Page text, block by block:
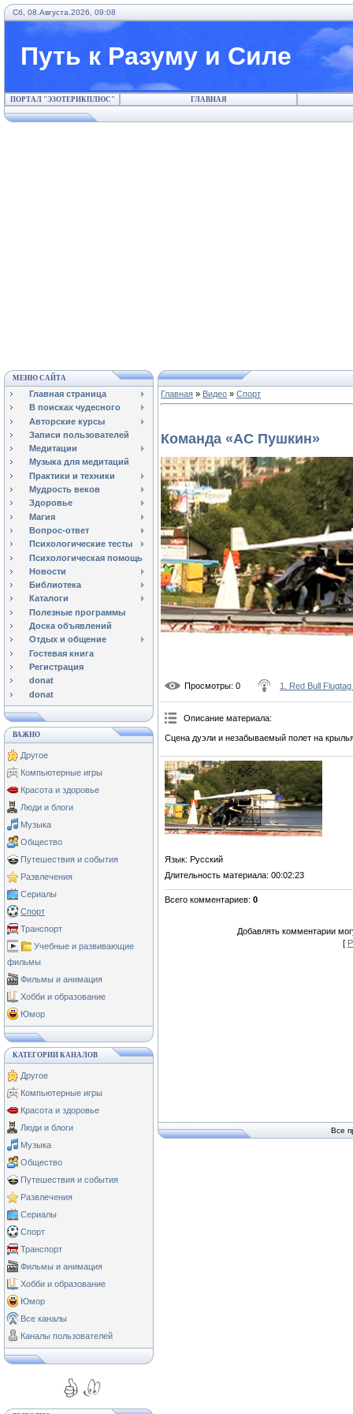
Сб, 08.Августа.2026, 09:08
Путь к Разуму и Силе
ПОРТАЛ "ЭЗОТЕРИКПЛЮС" ГЛАВНАЯ
МЕНЮ САЙТА
Главная страница
В поисках чудесного
Авторские курсы
Записи пользователей
Медитации
Музыка для медитаций
Практики и техники
Мудрость веков
Здоровье
Магия
Вопрос-ответ
Психологические тесты
Психологическая помощь
Новости
Библиотека
Каталоги
Полезные программы
Доска объявлений
Отдых и общение
Гостевая книга
Регистрация
donat
donat
ВАЖНО
Другое
Компьютерные игры
Красота и здоровье
Люди и блоги
Музыка
Общество
Путешествия и события
Развлечения
Сериалы
Спорт
Транспорт
Учебные и развивающие
фильмы
Фильмы и анимация
Хобби и образование
Юмор
КАТЕГОРИИ КАНАЛОВ
Другое
Компьютерные игры
Красота и здоровье
Люди и блоги
Музыка
Общество
Путешествия и события
Развлечения
Сериалы
Спорт
Транспорт
Фильмы и анимация
Хобби и образование
Юмор
Все каналы
Каналы пользователей
Главная » Видео » Спорт
Команда «АС Пушкин»
Просмотры: 0 1. Red Bull
Описание материала:
Сцена дуэли и незабываемый полет на
Язык: Русский
Длительность материала: 00:02:23
Всего комментариев: 0
Добавлять комментарии
[
Все